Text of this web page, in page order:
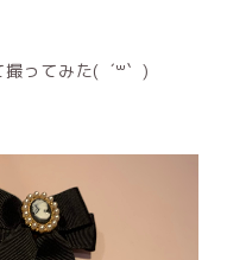
ってみた( ´꒳​` )